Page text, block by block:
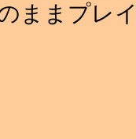
ままプレ